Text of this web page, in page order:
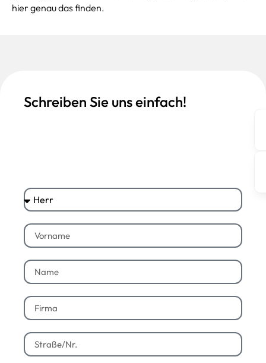
hier genau das finden.
Schreiben Sie uns einfach!